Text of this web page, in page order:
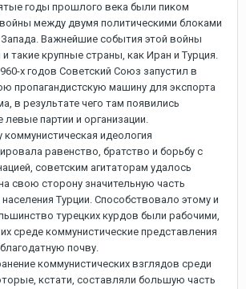
годы прошлого века были пиком
между двумя политическими блоками
Важнейшие события этой войны
и такие крупные страны, как Иран и Турция.
х годов Советский Союз запустил в
пропагандистскую машину для экспорта
в результате чего там появились
левые партии и организации.
коммунистическая идеология
равенство, братство и борьбу с
советским агитаторам удалось
свою сторону значительную часть
населения Турции. Способствовало этому и
турецких курдов были рабочими,
среде коммунистические представления
почву.
коммунистических взглядов среди
кстати, составляли большую часть